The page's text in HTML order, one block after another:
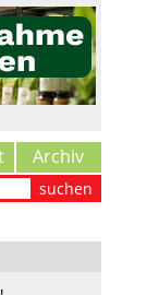
Archiv
suchen